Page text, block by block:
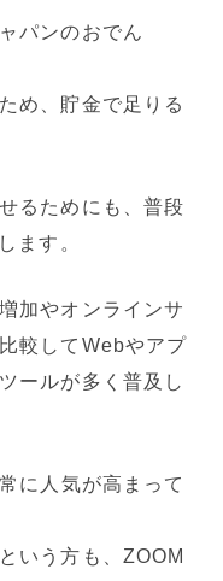
パンのおでん
め、貯金で足りる
るためにも、普段
ます。
加やオンラインサ
較してWebやアプ
ールが多く普及し
に人気が高まって
いう方も、ZOOM